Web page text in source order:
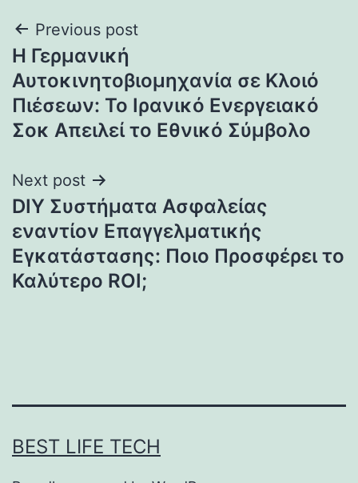
Post
navigation
Previous post
Η Γερμανική
Αυτοκινητοβιομηχανία σε Κλοιό
Πιέσεων: Το Ιρανικό Ενεργειακό
Σοκ Απειλεί το Εθνικό Σύμβολο
Next post
DIY Συστήματα Ασφαλείας
εναντίον Επαγγελματικής
Εγκατάστασης: Ποιο Προσφέρει το
Καλύτερο ROI;
BEST LIFE TECH